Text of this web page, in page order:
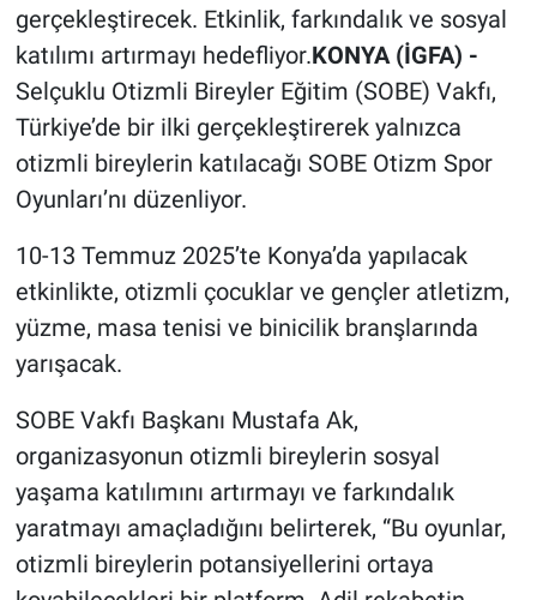
gerçekleştirecek. Etkinlik, farkındalık ve sosyal
katılımı artırmayı hedefliyor.KONYA (İGFA) -
Selçuklu Otizmli Bireyler Eğitim (SOBE) Vakfı,
Türkiye’de bir ilki gerçekleştirerek yalnızca
otizmli bireylerin katılacağı SOBE Otizm Spor
Oyunları’nı düzenliyor.
10-13 Temmuz 2025’te Konya’da yapılacak
etkinlikte, otizmli çocuklar ve gençler atletizm,
yüzme, masa tenisi ve binicilik branşlarında
yarışacak.
SOBE Vakfı Başkanı Mustafa Ak,
organizasyonun otizmli bireylerin sosyal
yaşama katılımını artırmayı ve farkındalık
yaratmayı amaçladığını belirterek, “Bu oyunlar,
otizmli bireylerin potansiyellerini ortaya